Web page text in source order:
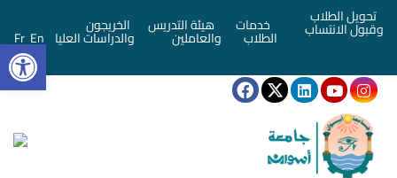
تحويل الطلاب
وقبول الانتساب خدمات
الطلاب
هيئة التدريس
والعاملين
الخريجون
والدراسات العليا En
Fr